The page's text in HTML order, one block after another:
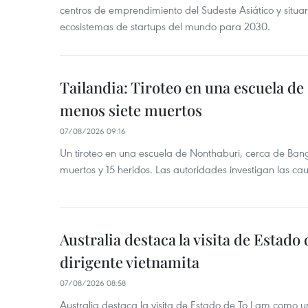
centros de emprendimiento del Sudeste Asiático y
ecosistemas de startups del mundo para 2030.
Tailandia: Tiroteo en una escuela
menos siete muertos
07/08/2026 09:16
Un tiroteo en una escuela de Nonthaburi, cerca de
muertos y 15 heridos. Las autoridades investigan las
Australia destaca la visita de
dirigente vietnamita
07/08/2026 08:58
Australia destaca la visita de Estado de To Lam como